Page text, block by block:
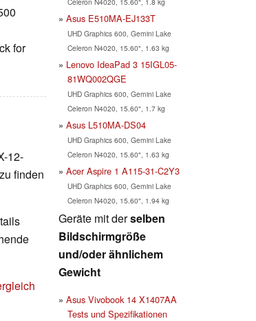
for
12-
finden
Asus E510MA-EJ133T
UHD Graphics 600, Gemini Lake
Celeron N4020, 15.60", 1.63 kg
Lenovo IdeaPad 3 15IGL05-
81WQ002QGE
UHD Graphics 600, Gemini Lake
Celeron N4020, 15.60", 1.7 kg
Asus L510MA-DS04
UHD Graphics 600, Gemini Lake
Celeron N4020, 15.60", 1.63 kg
Acer Aspire 1 A115-31-C2Y3
UHD Graphics 600, Gemini Lake
Celeron N4020, 15.60", 1.94 kg
Geräte mit derselben
Bildschirmgröße
und/oder ähnlichem
Gewicht
Asus Vivobook 14 X1407AA
Tests und Spezifikationen